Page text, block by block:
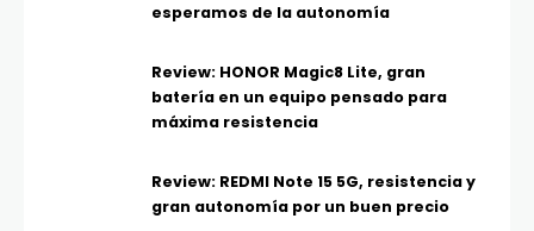
esperamos de la autonomía
Review: HONOR Magic8 Lite, gran
batería en un equipo pensado para
máxima resistencia
Review: REDMI Note 15 5G, resistencia y
gran autonomía por un buen precio